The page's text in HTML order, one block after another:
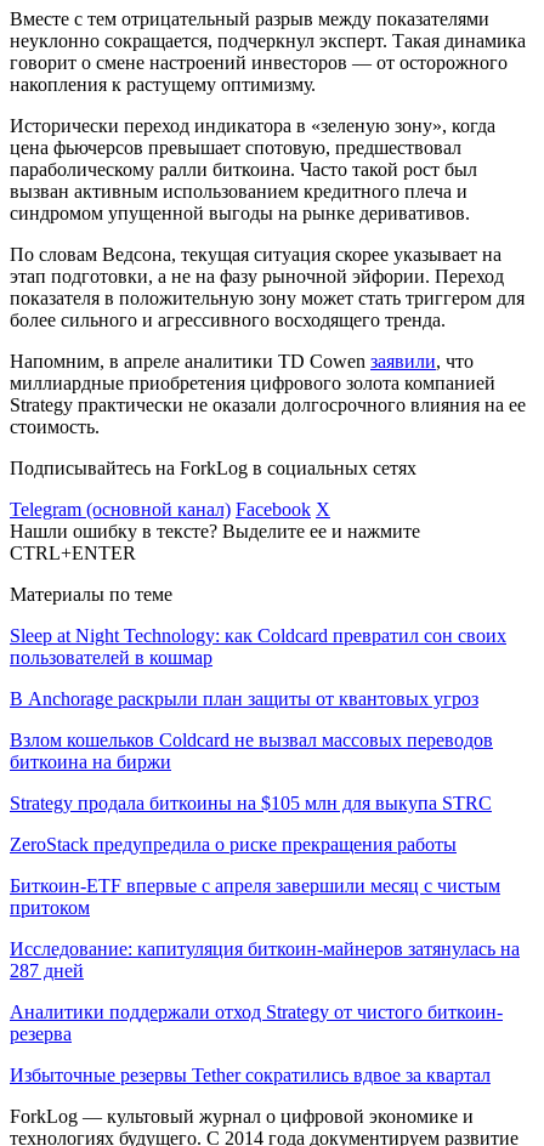
Вместе с тем отрицательный разрыв между показателями
неуклонно сокращается, подчеркнул эксперт. Такая динамика
говорит о смене настроений инвесторов — от осторожного
накопления к растущему оптимизму.
Исторически переход индикатора в «зеленую зону», когда
цена фьючерсов превышает спотовую, предшествовал
параболическому ралли биткоина. Часто такой рост был
вызван активным использованием кредитного плеча и
синдромом упущенной выгоды на рынке деривативов.
По словам Ведсона, текущая ситуация скорее указывает на
этап подготовки, а не на фазу рыночной эйфории. Переход
показателя в положительную зону может стать триггером для
более сильного и агрессивного восходящего тренда.
Напомним, в апреле аналитики TD Cowen заявили, что
миллиардные приобретения цифрового золота компанией
Strategy практически не оказали долгосрочного влияния на ее
стоимость.
Подписывайтесь на ForkLog в социальных сетях
Telegram (основной канал) Facebook X
Нашли ошибку в тексте? Выделите ее и нажмите
CTRL+ENTER
Материалы по теме
Sleep at Night Technology: как Coldcard превратил сон своих
пользователей в кошмар
В Anchorage раскрыли план защиты от квантовых угроз
Взлом кошельков Coldcard не вызвал массовых переводов
биткоина на биржи
Strategy продала биткоины на $105 млн для выкупа STRC
ZeroStack предупредила о риске прекращения работы
Биткоин-ETF впервые с апреля завершили месяц с чистым
притоком
Исследование: капитуляция биткоин-майнеров затянулась на
287 дней
Аналитики поддержали отход Strategy от чистого биткоин-
резерва
Избыточные резервы Tether сократились вдвое за квартал
ForkLog — культовый журнал о цифровой экономике и
технологиях будущего. С 2014 года документируем развитие